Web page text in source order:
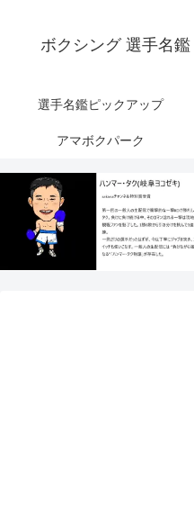
ボクシング 選手名
選手名鑑ピックアップ
アマボクパーク